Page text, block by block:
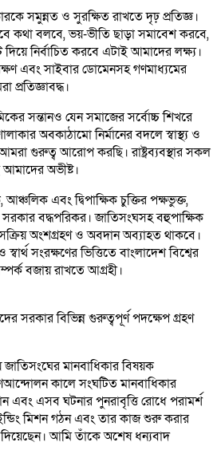
সমুন্নত ও সুরক্ষিত রাখতে দৃঢ় প্রতিজ্ঞ।
কথা বলবে, ভয়-ভীতি ছাড়া সমাবেশ করবে,
নির্বাচিত করবে এটাই আমাদের লক্ষ্য।
এবং সাইবার ডোমেনসহ গণমাধ্যমের
সন্তানও যেন সমাজের সর্বোচ্চ শিখরে
অবকাঠামো নির্মানের বদলে স্বাস্থ্য ও
আমরা গুরুত্ব আরোপ করছি। রাষ্ট্রব্যবস্থার সকল
অভীষ্ট।
এবং দ্বিপাক্ষিক চুক্তির পক্ষভুক্ত,
বদ্ধপরিকর। জাতিসংঘসহ বহুপাক্ষিক
অংশগ্রহণ ও অবদান অব্যাহত থাকবে।
সংরক্ষণের ভিত্তিতে বাংলাদেশ বিশ্বের
বজায় রাখতে আগ্রহী।
সরকার বিভিন্ন গুরুত্বপূর্ণ পদক্ষেপ গ্রহণ
মানবাধিকার বিষয়ক
কালে সংঘটিত মানবাধিকার
এবং এসব ঘটনার পুনরাবৃত্তি রোধে পরামর্শ
মিশন গঠন এবং তার কাজ শুরু করার
আমি তাঁকে অশেষ ধন্যবাদ